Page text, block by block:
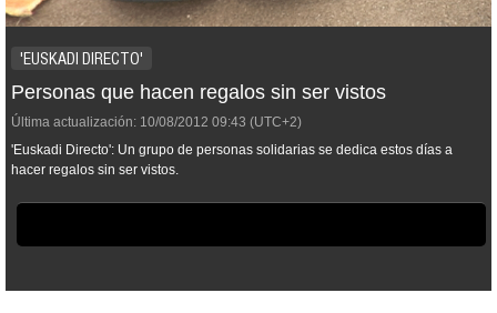
'EUSKADI DIRECTO'
Personas que hacen regalos sin ser vistos
Última actualización: 10/08/2012 09:43 (UTC+2)
'Euskadi Directo': Un grupo de personas solidarias se dedica estos días a
hacer regalos sin ser vistos.